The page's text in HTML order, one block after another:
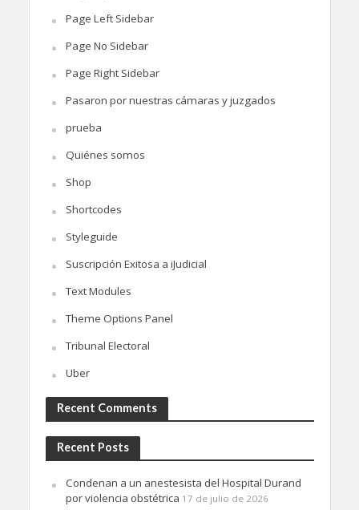
Page Left Sidebar
Page No Sidebar
Page Right Sidebar
Pasaron por nuestras cámaras y juzgados
prueba
Quiénes somos
Shop
Shortcodes
Styleguide
Suscripción Exitosa a iJudicial
Text Modules
Theme Options Panel
Tribunal Electoral
Uber
Recent Comments
Recent Posts
Condenan a un anestesista del Hospital Durand
por violencia obstétrica 17 de julio de 2026